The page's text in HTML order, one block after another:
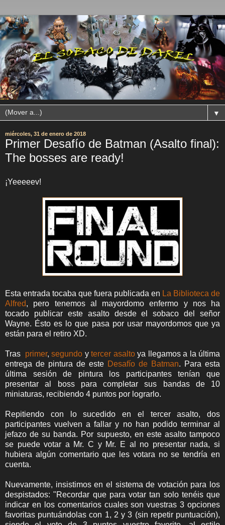
▼
miércoles, 31 de enero de 2018
Primer Desafío de Batman (Asalto final):
The bosses are ready!
¡Yeeeeev!
Esta entrada tocaba que fuera publicada en La Biblioteca de
Alfred, pero tenemos al mayordomo enfermo y nos ha
tocado publicar este asalto desde el sobaco del señor
Wayne. Ésto es lo que pasa por usar mayordomos que ya
están para el retiro XD.
Tras primer,segundo ytercer asaltoya llegamos a la última
entrega de pintura de este Desafío de Batman. Para esta
última sesión de pintura los participantes tenían que
presentar al boss para completar sus bandas de 10
miniaturas, recibiendo 4 puntos por lograrlo.
Repitiendo con lo sucedido en el tercer asalto, dos
participantes vuelven a fallar y no han podido terminar al
jefazo de su banda. Por supuesto, en este asalto tampoco
se puede votar a Mr. C y Mr. E al no presentar nada, si
hubiera algún comentario que les votara no se tendría en
cuenta.
Nuevamente, insistimos en el sistema de votación para los
despistados: "Recordar que para votar tan solo tenéis que
indicar en los comentarios cuales son vuestras 3 opciones
favoritas puntuándolas con 1, 2 y 3 (sin repetir puntuación),